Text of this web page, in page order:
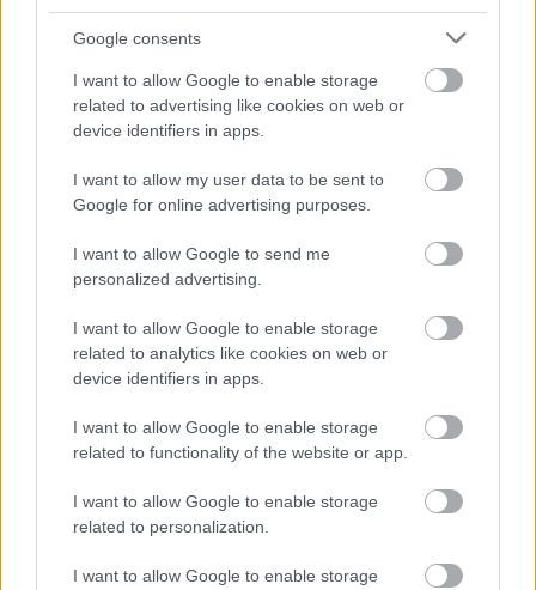
Google consents
I want to allow Google to enable storage
related to advertising like cookies on web or
device identifiers in apps.
I want to allow my user data to be sent to
Google for online advertising purposes.
I want to allow Google to send me
personalized advertising.
I want to allow Google to enable storage
related to analytics like cookies on web or
device identifiers in apps.
I want to allow Google to enable storage
related to functionality of the website or app.
I want to allow Google to enable storage
related to personalization.
I want to allow Google to enable storage
A cégvezetői generációváltás
kihívásai - nyugdíjba menő
cégvezetők nehéz helyzetbe kerülő
utódai
Kovács Tünde• 2019. február 08.
A 20-30 éve céget irányító elsőszámú vezetők - az
öreg rókák - érdemei elvitathatatlanok. Létrehoztak,